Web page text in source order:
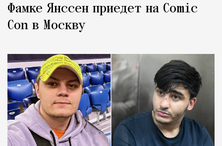
Фамке Янссен приедет на Comic
Con в Москву